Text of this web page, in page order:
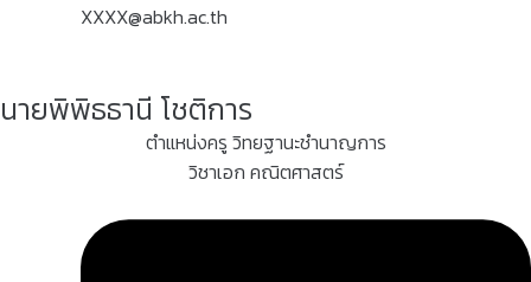
XXXX@abkh.ac.th
นายพิพิธธานี โชติการ
ตำแหน่งครู วิทยฐานะชำนาญการ
วิชาเอก คณิตศาสตร์